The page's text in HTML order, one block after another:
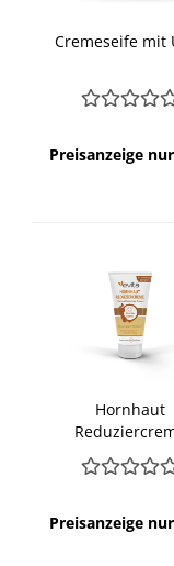
Cremeseife mit
Preisanzeige
Hornhaut
Preisanzeige